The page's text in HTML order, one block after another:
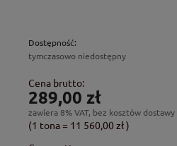
Dostępność:
tymczasowo niedostępny
Cena brutto:
289,00 zł
zawiera 8% VAT, bez kosztów dostawy
(1 tona= 11 560,00 zł)